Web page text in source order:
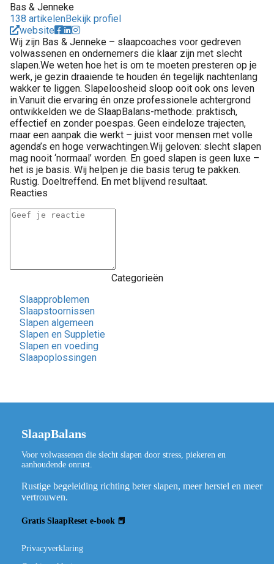
Bas & Jenneke
138 artikelenBekijk profiel
website
Wij zijn Bas & Jenneke – slaapcoaches voor gedreven
volwassenen en ondernemers die klaar zijn met slecht
slapen.We weten hoe het is om te moeten presteren op je
werk, je gezin draaiende te houden én tegelijk nachtenlang
wakker te liggen. Slapeloosheid sloop ooit ook ons leven
in.Vanuit die ervaring én onze professionele achtergrond
ontwikkelden we de SlaapBalans-methode: praktisch,
effectief en zonder poespas. Geen eindeloze trajecten,
maar een aanpak die werkt – juist voor mensen met volle
agenda’s en hoge verwachtingen.Wij geloven: slecht slapen
mag nooit ‘normaal’ worden. En goed slapen is geen luxe –
het is je basis. Wij helpen je die basis terug te pakken.
Rustig. Doeltreffend. En met blijvend resultaat.
Reacties
Categorieën
Slaapproblemen
Slaapstoornissen
Slapen algemeen
Slapen en Suppletie
Slapen en voeding
Slaapoplossingen
SlaapBalans
Voor volwassenen die slecht slapen door stress, piekeren en
aanhoudende onrust.
Rustige begeleiding richting beter slapen, meer herstel en meer
vertrouwen.
Gratis SlaapReset e-book 📕
Privacyverklaring